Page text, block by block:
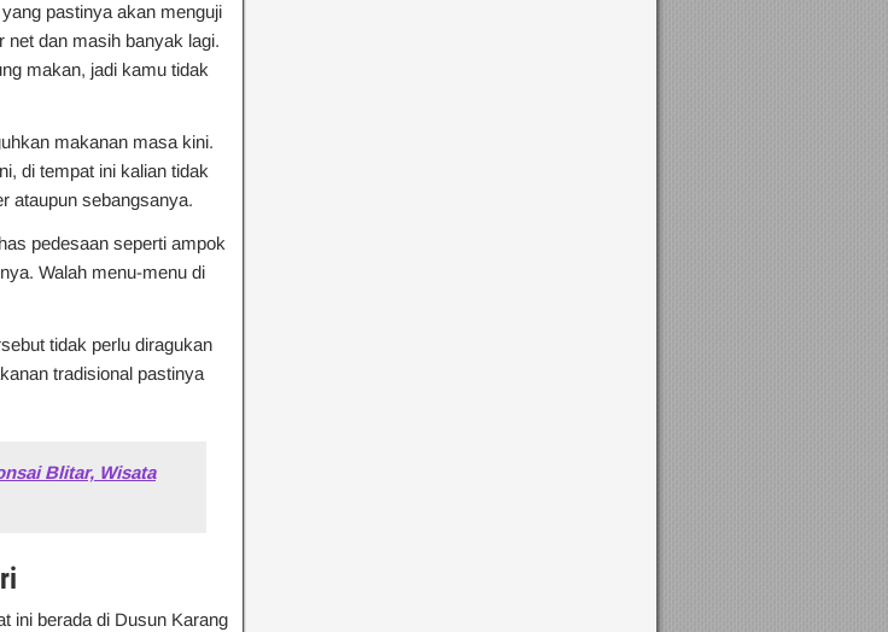
pastinya akan menguji
net dan masih banyak lagi.
makan, jadi kamu tidak
makanan masa kini.
di tempat ini kalian tidak
ataupun sebangsanya.
pedesaan seperti ampok
Walah menu-menu di
tidak perlu diragukan
tradisional pastinya
Blitar, Wisata
ini berada di Dusun Karang